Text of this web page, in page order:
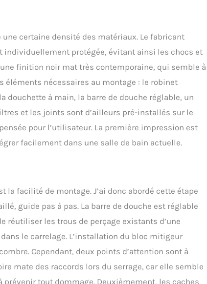
permettent de retirer le calcaire d'un simple geste,
et puissant à chaque instant. La tête est ajustable en
PVC ANTI-TORSION & EXPLOSION : Comprend un tuyau
conçu pour ne pas s'emmêler (anti-torsion) et résister
est plus hygiénique et plus facile à entretenir que les
Kit complet avec accessoires inclus.
certaine densité des matériaux. Le fabricant
individuellement protégée, évitant ainsi les chocs et
finition noir mat très contemporaine, qui semble à
éléments nécessaires au montage : le robinet
douchette à main, la barre de douche réglable, un
et les joints sont d’ailleurs pré-installés sur le
pour l’utilisateur. La première impression est
facilement dans une salle de bain actuelle.
facilité de montage. J’ai donc abordé cette étape
guide pas à pas. La barre de douche est réglable
réutiliser les trous de perçage existants d’une
le carrelage. L’installation du bloc mitigeur
Cependant, deux points d’attention sont à
mate des raccords lors du serrage, car elle semble
tout dommage. Deuxièmement, les caches